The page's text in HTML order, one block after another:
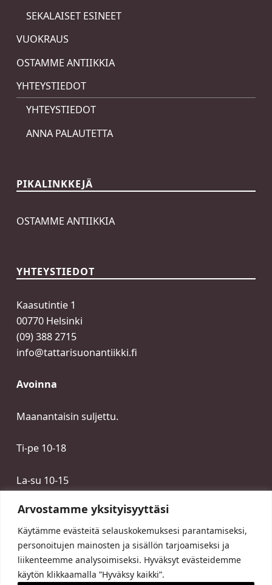
Arvostamme yksityisyyttäsi
Käytämme evästeitä selauskokemuksesi parantamiseksi,
personoitujen mainosten ja sisällön tarjoamiseksi ja
liikenteemme analysoimiseksi. Hyväksyt evästeidemme
käytön klikkaamalla ”Hyväksy kaikki”.
SEKALAISET ESINEET
VUOKRAUS
OSTAMME ANTIIKKIA
YHTEYSTIEDOT
YHTEYSTIEDOT
ANNA PALAUTETTA
PIKALINKKEJÄ
OSTAMME ANTIIKKIA
YHTEYSTIEDOT
Kaasutintie 1
00770 Helsinki
(09) 388 2715
info@tattarisuonantiikki.fi
Avoinna
Maanantaisin suljettu.
Ti-pe 10-18
La-su 10-15